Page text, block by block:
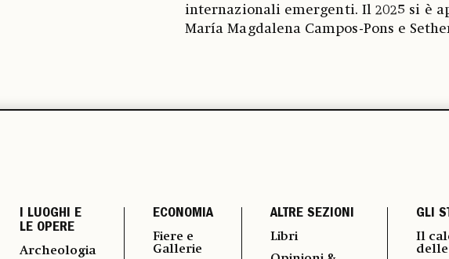
internazionali emergenti. Il 2025 si è
María Magdalena Campos-Pons e
I LUOGHI E
LE OPERE
Archeologia
ECONOMIA
Fiere e
Gallerie
ALTRE SEZIONI
Libri
GLI
Il